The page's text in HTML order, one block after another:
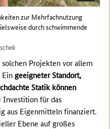
zur Mehrfachnutzung
durch schwimmende
Projekten vor allem
Ein geeigneter Standort,
Statik können
Investition für das
aus Eigenmitteln finanziert.
Ebene auf großes